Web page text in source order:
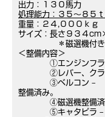
出力：１３０馬力
処理能力：３５～８５
重量：２４,０００ｋｇ
サイズ：長さ９３４
＊磁選機付き ＊
＜整備内容＞
①エンジンフラッシ
②レバー、クラッ
③ベルコン – ゴム
整備済み。
④磁選機整備済
⑤キャタピラ – 油漏